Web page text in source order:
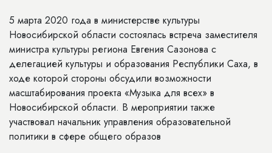
5 марта 2020 года в министерстве культуры
Новосибирской области состоялась встреча заместителя
министра культуры региона Евгения Сазонова с
делегацией культуры и образования Республики Саха, в
ходе которой стороны обсудили возможности
масштабирования проекта «Музыка для всех» в
Новосибирской области. В мероприятии также
участвовал начальник управления образовательной
политики в сфере общего образов